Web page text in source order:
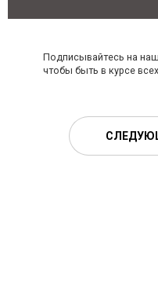
Подписывайтесь на
чтобы быть в курсе